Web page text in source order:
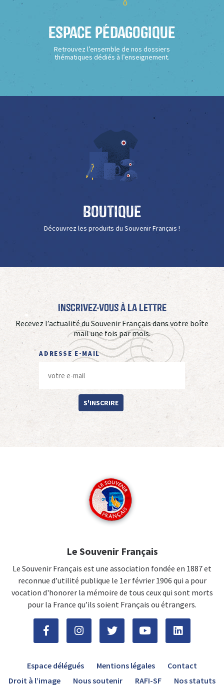
Espace Pédagogique
Retrouvez l’ensemble de nos dossiers
thématiques dédiés à l’enseignement.
Boutique
Découvrez les produits du Souvenir Français !
Inscrivez-vous à La Lettre
Recevez l’actualité du Souvenir Français dans votre boîte
mail une fois par mois.
ADRESSE E-MAIL
S'INSCRIRE
Le Souvenir Français
Le Souvenir Français est une association fondée en 1887 et
reconnue d’utilité publique le 1er février 1906 qui a pour
vocation d'honorer la mémoire de tous ceux qui sont morts
pour la France qu’ils soient Français ou étrangers.
Espace délégués Mentions légales
Contact
Droit à l’image
Nous soutenir RAFI-SF Nos statuts